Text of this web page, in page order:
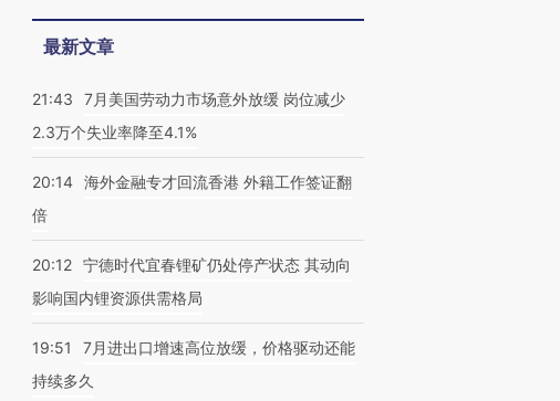
最新文章
21:43
7月美国劳动力市场意外放缓 岗位减少
2.3万个失业率降至4.1%
20:14 海外金融专才回流香港 外籍工作签证翻
倍
20:12 宁德时代宜春锂矿仍处停产状态 其动向
影响国内锂资源供需格局
19:51
7月进出口增速高位放缓，价格驱动还能
持续多久